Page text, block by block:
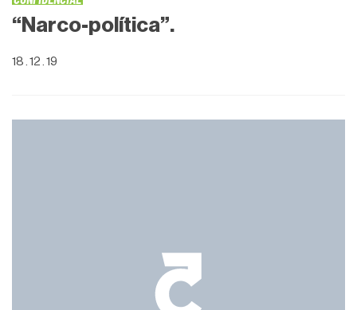
“Narco-política”.
18 . 12 . 19